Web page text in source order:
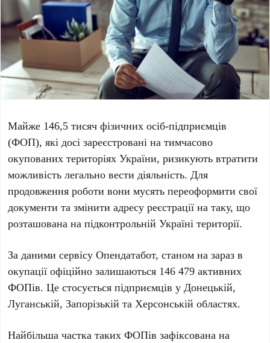
Майже 146,5 тисяч фізичних осіб-підприємців
(ФОП), які досі зареєстровані на тимчасово
окупованих територіях України, ризикують втратити
можливість легально вести діяльність. Для
продовження роботи вони мусять переоформити свої
документи та змінити адресу реєстрації на таку, що
розташована на підконтрольній Україні території.
За даними сервісуОпендатабот, станом на зараз в
окупації офіційно залишаються 146 479 активних
ФОПів. Це стосується підприємців уДонецькій,
Луганській, Запорізькій та Херсонській областях.
Найбільша частка таких ФОПів зафіксована на